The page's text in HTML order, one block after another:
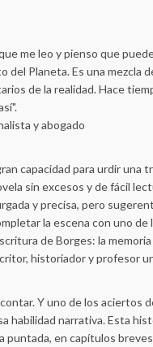
me leo y pienso que
del Planeta. Es una mezcla
de la realidad. Hace
y abogado
capacidad para urdir una
sin excesos y de fácil
y precisa, pero
la escena con uno
de Borges: la memoria
historiador y profesor
Y uno de los aciertos
habilidad narrativa. Esta
puntada, en capítulos